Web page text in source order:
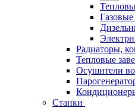
Радиаторы,
Тепловые
Осушители
Станки